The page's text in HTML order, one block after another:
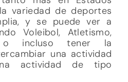
variedad de deportes
y se puede ver a
Voleibol, Atletismo,
o incluso tener la
una actividad
actividad de tipo